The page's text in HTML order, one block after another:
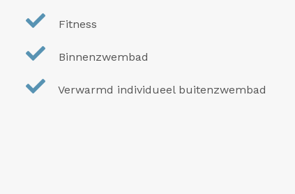
Fitness
Binnenzwembad
Verwarmd individueel buitenzwembad